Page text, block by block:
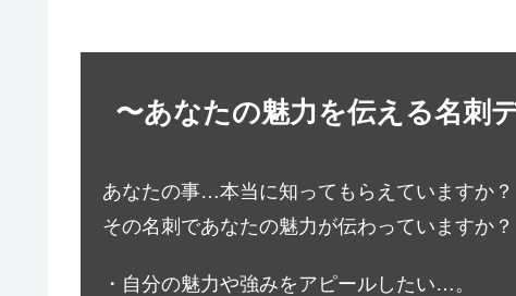
〜あなたの魅力を伝える名刺
あなたの事…本当に知ってもらえていますか？
その名刺であなたの魅力が伝わっていますか？
・自分の魅力や強みをアピールしたい…。